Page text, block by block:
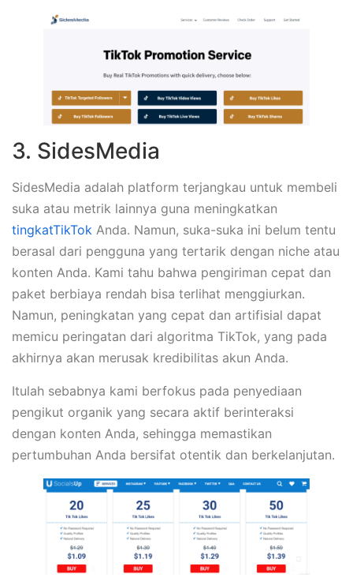
3. SidesMedia
SidesMedia adalah platform terjangkau untuk membeli
suka atau metrik lainnya guna meningkatkan
tingkatTikTok Anda. Namun, suka-suka ini belum tentu
berasal dari pengguna yang tertarik dengan niche atau
konten Anda. Kami tahu bahwa pengiriman cepat dan
paket berbiaya rendah bisa terlihat menggiurkan.
Namun, peningkatan yang cepat dan artifisial dapat
memicu peringatan dari algoritma TikTok, yang pada
akhirnya akan merusak kredibilitas akun Anda.
Itulah sebabnya kami berfokus pada penyediaan
pengikut organik yang secara aktif berinteraksi
dengan konten Anda, sehingga memastikan
pertumbuhan Anda bersifat otentik dan berkelanjutan.